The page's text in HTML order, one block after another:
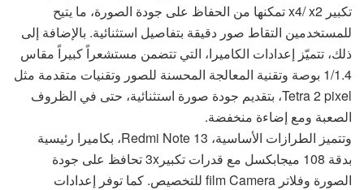
تكبير x4/ x2 تمكنها من الحفاظ على جودة الصورة، ما يتيح
للمستخدمين التقاط صور دقيقة بتفاصيل استثنائية. بالإضافة إلى
ذلك، تتميّز إعدادات الكاميرا، التي تتضمن مستشعراً كبيراً مقاس
1/1.4 بوصة وتقنية المعالجة المحسنة للصور وتقنيات متقدمة مثل
Tetra 2 pixel، بتقديم جودة صورة استثنائية، حتى في الظروف
الصعبة ومع إضاءة منخفضة.
وتتميز الطرازات الأساسية، Redmi Note 13، بكاميرا رئيسية
بدقة 108 ميجابكسل مع قدرات تكبير3x تحافظ على جودة
الصورة وفلاتر film Camera للتخصيص. كما توفر إعدادات